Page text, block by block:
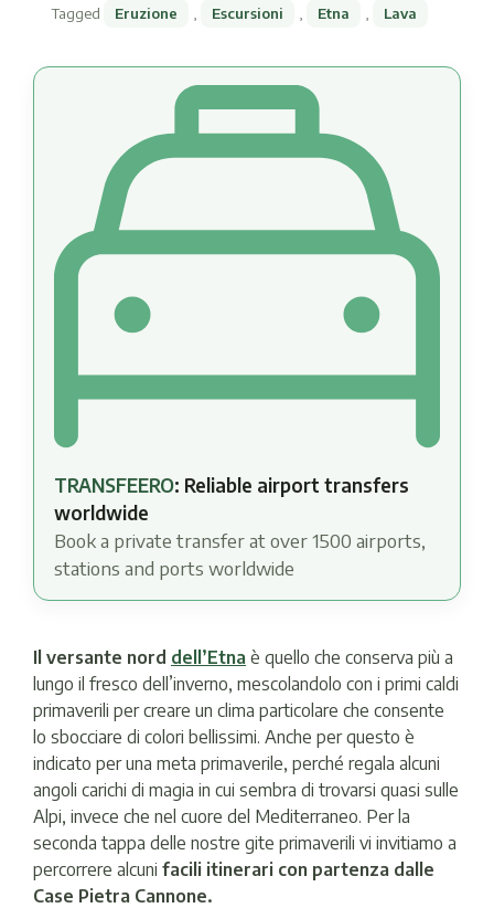
Tagged Eruzione Escursioni Etna Lava
TRANSFEERO: Reliable airport transfers
worldwide
Book a private transfer at over 1500 airports,
stations and ports worldwide
Il versante nord dell’Etna è quello che conserva più a
lungo il fresco dell’inverno, mescolandolo con i primi caldi
primaverili per creare un clima particolare che consente
lo sbocciare di colori bellissimi. Anche per questo è
indicato per una meta primaverile, perché regala alcuni
angoli carichi di magia in cui sembra di trovarsi quasi sulle
Alpi, invece che nel cuore del Mediterraneo. Per la
seconda tappa delle nostre gite primaverili vi invitiamo a
percorrere alcuni facili itinerari con partenza dalle
Case Pietra Cannone.